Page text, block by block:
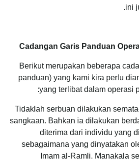
ini
Cadangan Garis Panduan
Berikut merupakan beberapa
panduan) yang kami kira perlu
yang terlibat dalam operasi
1- Tidaklah serbuan dilakukan
sangkaan. Bahkan ia dilakukan
diterima dari individu yang
sebagaimana yang dinyatakan
Imam al-Ramli. Manakala